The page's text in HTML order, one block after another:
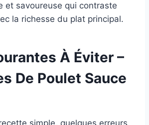
et savoureuse qui contraste
la richesse du plat principal.
À Éviter –
De Poulet Sauce